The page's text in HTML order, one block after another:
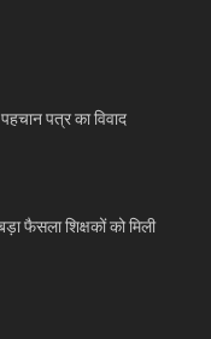
पत्र का विवाद
फैसला शिक्षकों को मिली